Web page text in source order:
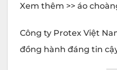
Xem thêm >> áo
Công ty Protex Việt
đồng hành đáng tin